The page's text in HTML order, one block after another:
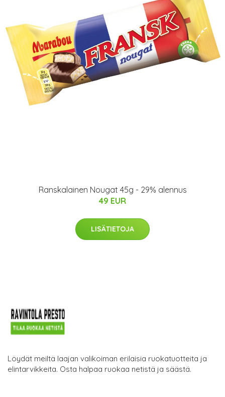
Ranskalainen Nougat 45g - 29% alennus
49 EUR
LISÄTIETOJA
Löydät meiltä laajan valikoiman erilaisia ruokatuotteita ja
elintarvikkeita. Osta halpaa ruokaa netistä ja säästä.